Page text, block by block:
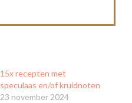
15x recepten met
speculaas en/of kruidnoten
23 november 2024